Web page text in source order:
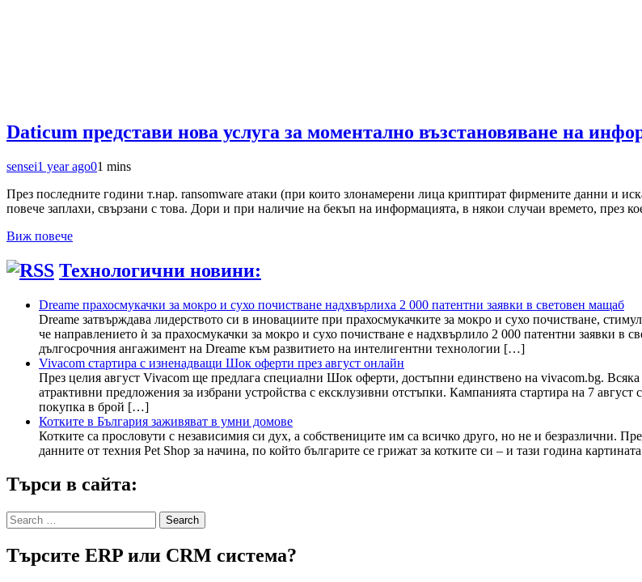
Daticum представи нова услуга за моментално възстановяване на
sensei1 year ago01 mins
През последните години т.нар. ransomware атаки (при които злонамерени лица криптират фирмените данни и
повече заплахи, свързани с това. Дори и при наличие на бекъп на информацията, в някои случаи времето, през
Виж повече
Технологични новини:
Dreame прахосмукачки за мокро и сухо почистване надхвърлиха 2 000 патентни заявки в световен мащаб
Dreame затвърждава лидерството си в иновациите при прахосмукачките за мокро и сухо почистване,
че направлението ѝ за прахосмукачки за мокро и сухо почистване е надхвърлило 2 000 патентни заявки в
дългосрочния ангажимент на Dreame към развитието на интелигентни технологии […]
Vivacom стартира с изненадващи Шок оферти през август онлайн
През целия август Vivacom ще предлага специални Шок оферти, достъпни единствено на vivacom.bg.
атрактивни предложения за избрани устройства с ексклузивни отстъпки. Кампанията стартира на 7
покупка в брой […]
Котките в България заживяват в умни домове
Котките са прословути с независимия си дух, а собствениците им са всичко друго, но не и безразлични.
данните от техния Pet Shop за начина, по който българите се грижат за котките си – и тази година
Търси в сайта:
Search
for:
Търсите ERP или CRM система?